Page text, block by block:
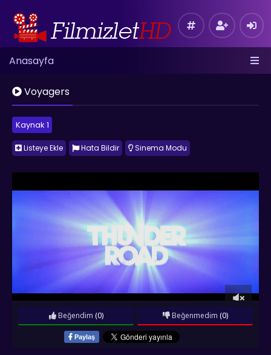
Anasayfa
Voyagers
Kaynak 1
Listeye Ekle Hata Bildir Sinema Modu
Paylaş
Beğendim (0) Beğenmedim (0)